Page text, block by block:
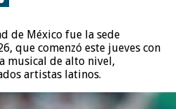
de México fue la sede
que comenzó este jueves con
musical de alto nivel,
artistas latinos.